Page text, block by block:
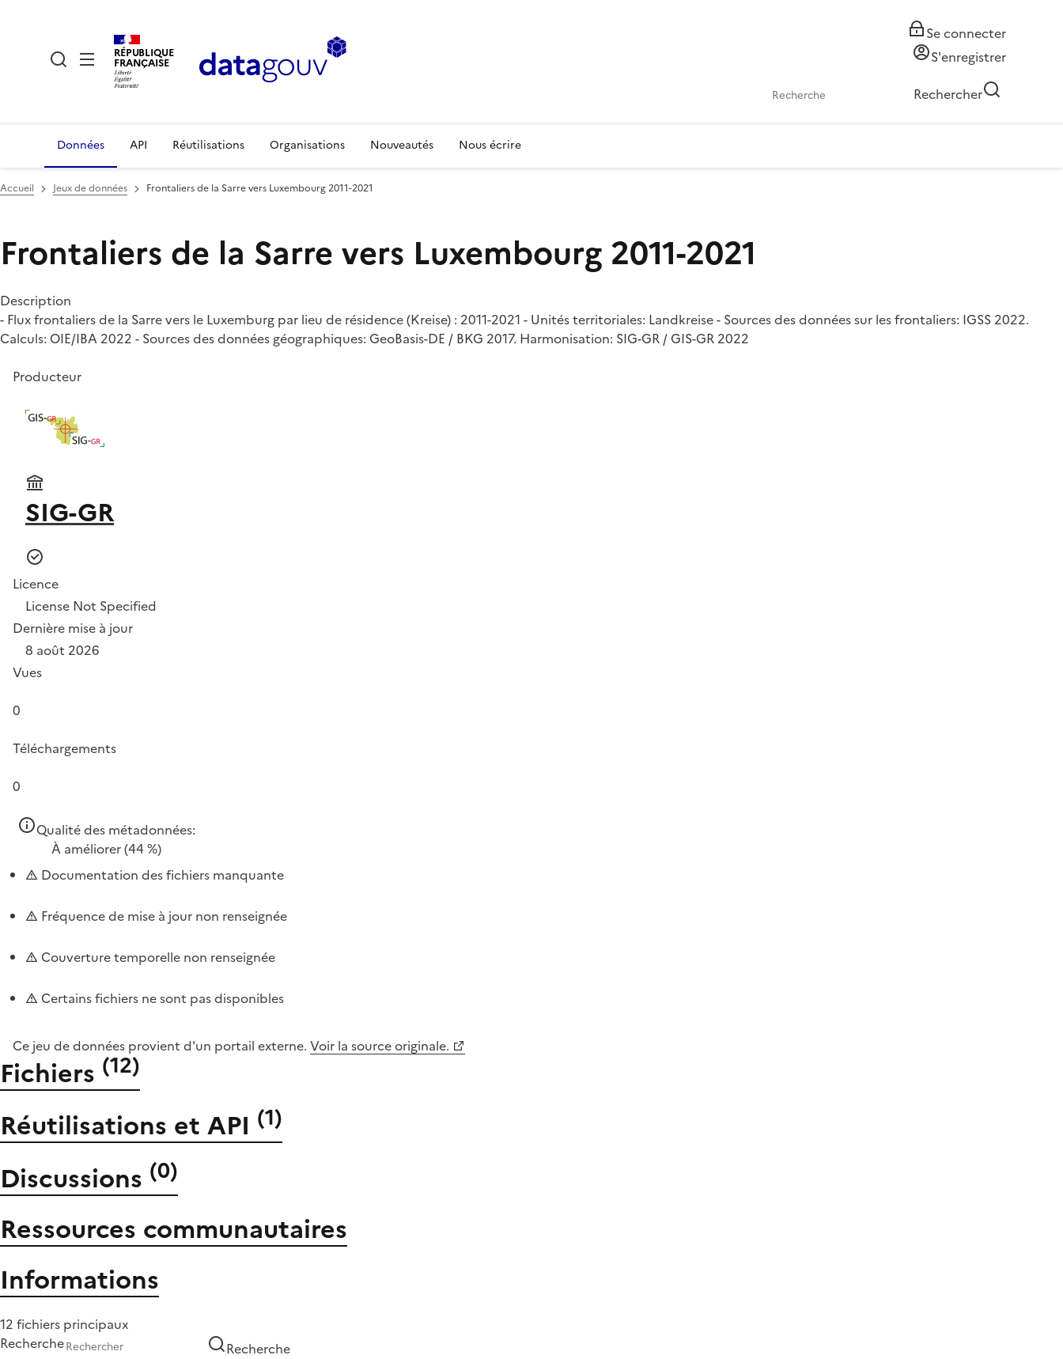
RÉPUBLIQUE
FRANÇAISE
Se connecter
S'enregistrer
Rechercher
Données API Réutilisations Organisations Nouveautés Nous écrire
Accueil Jeux de données Frontaliers de la Sarre vers Luxembourg 2011-2021
Frontaliers de la Sarre vers Luxembourg 2011-2021
Description
- Flux frontaliers de la Sarre vers le Luxemburg par lieu de résidence (Kreise) : 2011-2021 - Unités territoriales: Landkreise - Sources des données sur les frontaliers: IGSS 2022.
Calculs: OIE/IBA 2022 - Sources des données géographiques: GeoBasis-DE / BKG 2017. Harmonisation: SIG-GR / GIS-GR 2022
Producteur
SIG-GR
Licence
License Not Specified
Dernière mise à jour
8 août 2026
Vues
0
Téléchargements
0
Qualité des métadonnées:
À améliorer(44 %)
Documentation des fichiers manquante
Fréquence de mise à jour non renseignée
Couverture temporelle non renseignée
Certains fichiers ne sont pas disponibles
Ce jeu de données provient d'un portail externe. Voir la source originale.
Fichiers (12)
Réutilisations et API (1)
Discussions (0)
Ressources communautaires
Informations
12 fichiers principaux
Recherche
Recherche